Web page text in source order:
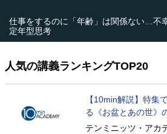
仕事をするのに「年齢」は関係ない…不
定年型思考
人気の講義ランキングTOP20
【10min解説】特集
る《お盆とあの世》
テンミニッツ・アカ